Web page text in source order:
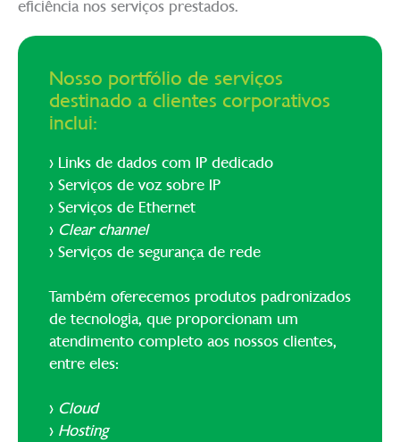
eficiência nos serviços prestados.
Nosso portfólio de serviços
destinado a clientes corporativos
inclui:
> Links de dados com IP dedicado
> Serviços de voz sobre IP
> Serviços de Ethernet
> Clear channel
> Serviços de segurança de rede
Também oferecemos produtos padronizados
de tecnologia, que proporcionam um
atendimento completo aos nossos clientes,
entre eles:
> Cloud
> Hosting